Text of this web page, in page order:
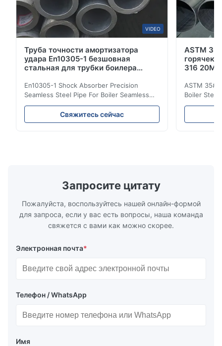
VIDEO
Труба точности амортизатора
удара En10305-1 безшовная
стальная для трубки боилера
En10305-1 Shock Absorber Precision
Seamless Steel Pipe For Boiler Seamless
Tube Seamless Precision steel tubes To be
used in hydraulic system, automobile and
precision machinery parts for cars and
14m,5.8m,6m,10m-12m,12m or as
customer's actual requirys Standard JIS
Свяжитесь сейчас
ASTM
316
ASTM 35#
Boiler Steel
Lehgth Its
Q235,
Запросите цитату
Пожалуйста, воспользуйтесь нашей онлайн-формой
для запроса, если у вас есть вопросы, наша команда
свяжется с вами как можно скорее.
Электронная почта*
Телефон / WhatsApp
Имя